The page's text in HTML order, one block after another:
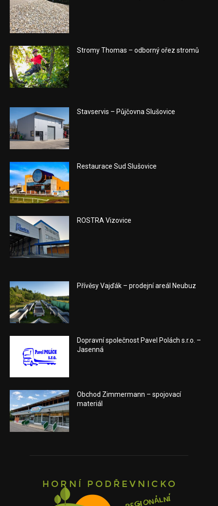
Stromy Thomas – odborný ořez stromů
Stavservis – Půjčovna Slušovice
Restaurace Sud Slušovice
ROSTRA Vizovice
Přívěsy Vajďák – prodejní areál Neubuz
Dopravní společnost Pavel Polách s.r.o. –
Jasenná
Obchod Zimmermann – spojovací
materiál